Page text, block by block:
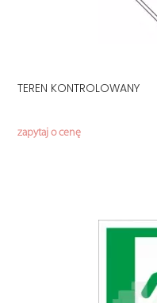
TEREN KONTROLOWANY
zapytaj o cenę